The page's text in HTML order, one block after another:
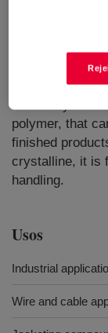
is high for this
will be
elevated
ethylene/vinyl
extremely low
polymer, that
finished
crystalline, it is
handling.
Usos
Industrial
Wire and cable